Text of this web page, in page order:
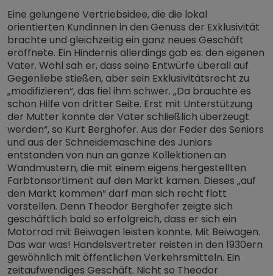
Eine gelungene Vertriebsidee, die die lokal
orientierten Kundinnen in den Genuss der Exklusivität
brachte und gleichzeitig ein ganz neues Geschäft
eröffnete. Ein Hindernis allerdings gab es: den eigenen
Vater. Wohl sah er, dass seine Entwürfe überall auf
Gegenliebe stießen, aber sein Exklusivitätsrecht zu
„modifizieren“, das fiel ihm schwer. „Da brauchte es
schon Hilfe von dritter Seite. Erst mit Unterstützung
der Mutter konnte der Vater schließlich überzeugt
werden“, so Kurt Berghofer. Aus der Feder des Seniors
und aus der Schneidemaschine des Juniors
entstanden von nun an ganze Kollektionen an
Wandmustern, die mit einem eigens hergestellten
Farbtonsortiment auf den Markt kamen. Dieses „auf
den Markt kommen“ darf man sich recht flott
vorstellen. Denn Theodor Berghofer zeigte sich
geschäftlich bald so erfolgreich, dass er sich ein
Motorrad mit Beiwagen leisten konnte. Mit Beiwagen.
Das war was! Handelsvertreter reisten in den 1930ern
gewöhnlich mit öffentlichen Verkehrsmitteln. Ein
zeitaufwendiges Geschäft. Nicht so Theodor